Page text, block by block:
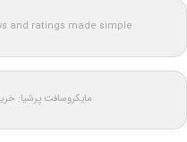
and ratings made simple
مایکروسافت پرشیا: